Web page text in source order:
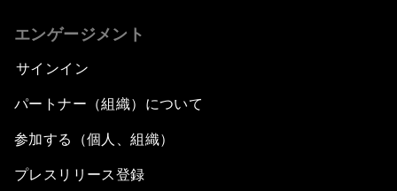
エンゲージメント
サインイン
パートナー（組織）について
参加する（個人、組織）
プレスリリース登録